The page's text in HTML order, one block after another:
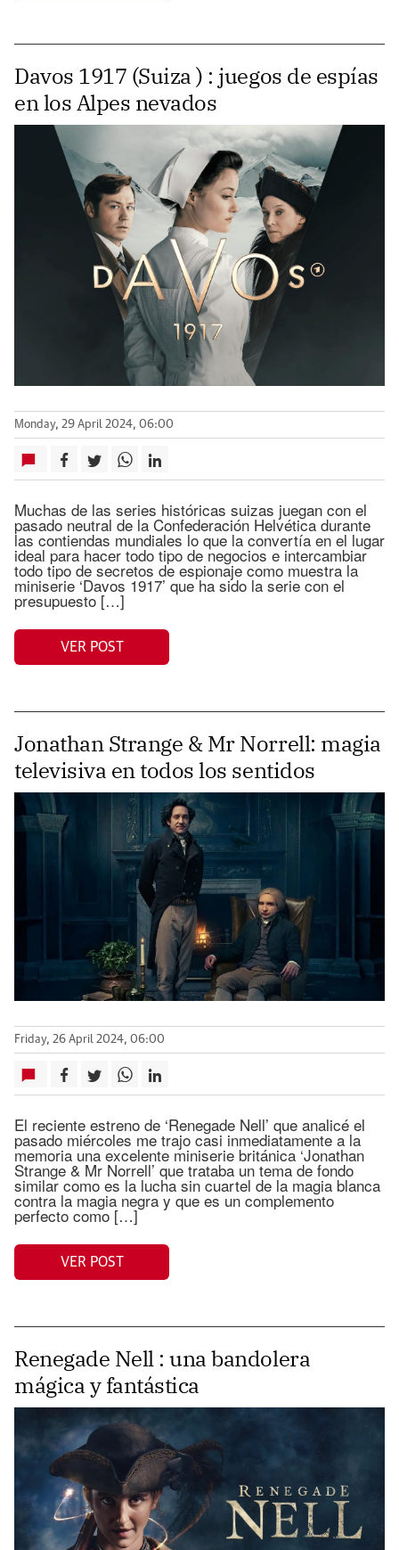
Davos 1917 (Suiza ) : juegos de espías
en los Alpes nevados
Monday, 29 April 2024, 06:00
Muchas de las series históricas suizas juegan con el
pasado neutral de la Confederación Helvética durante
las contiendas mundiales lo que la convertía en el lugar
ideal para hacer todo tipo de negocios e intercambiar
todo tipo de secretos de espionaje como muestra la
miniserie ‘Davos 1917’ que ha sido la serie con el
presupuesto […]
VER POST
Jonathan Strange & Mr Norrell: magia
televisiva en todos los sentidos
Friday, 26 April 2024, 06:00
El reciente estreno de ‘Renegade Nell’ que analicé el
pasado miércoles me trajo casi inmediatamente a la
memoria una excelente miniserie británica ‘Jonathan
Strange & Mr Norrell’ que trataba un tema de fondo
similar como es la lucha sin cuartel de la magia blanca
contra la magia negra y que es un complemento
perfecto como […]
VER POST
Renegade Nell : una bandolera
mágica y fantástica